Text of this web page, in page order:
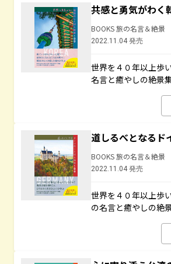
共感と勇気がわく
BOOKS 旅の名言＆絶景
2022.11.04 発売
世界を４０年以上歩
名言と癒やしの絶景
道しるべとなるド
BOOKS 旅の名言＆絶景
2022.11.04 発売
世界を４０年以上歩
の名言と癒やしの絶